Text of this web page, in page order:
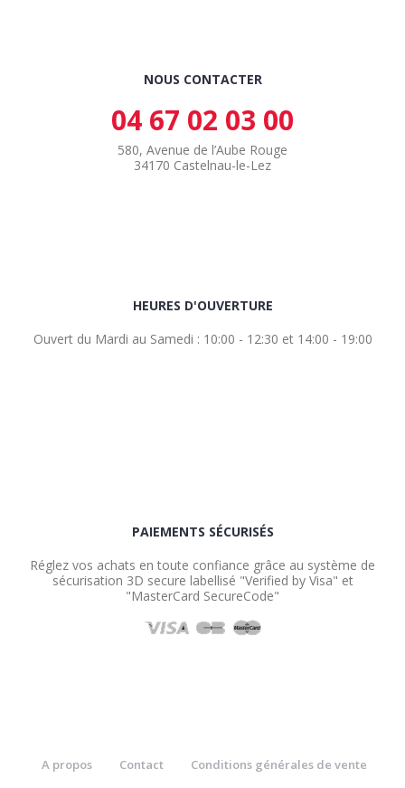
NOUS CONTACTER
04 67 02 03 00
580, Avenue de l’Aube Rouge
34170 Castelnau-le-Lez
HEURES D'OUVERTURE
Ouvert du Mardi au Samedi : 10:00 - 12:30 et 14:00 - 19:00
PAIEMENTS SÉCURISÉS
Réglez vos achats en toute confiance grâce au système de
sécurisation 3D secure labellisé "Verified by Visa" et
"MasterCard SecureCode"
A propos Contact
Conditions générales de vente